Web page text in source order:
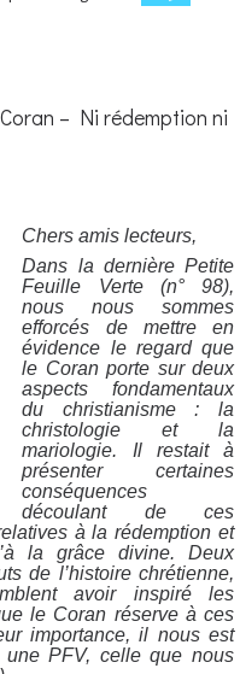
– Ni rédemption ni
Chers amis lecteurs,
Dans la dernière Petite
Feuille Verte (n° 98),
nous nous sommes
efforcés de mettre en
évidence le regard que
le Coran porte sur deux
aspects fondamentaux
du christianisme : la
christologie et la
mariologie. Il restait à
présenter certaines
conséquences
découlant de ces
à la rédemption et
la grâce divine. Deux
de l’histoire chrétienne,
avoir inspiré les
le Coran réserve à ces
importance, il nous est
une PFV, celle que nous